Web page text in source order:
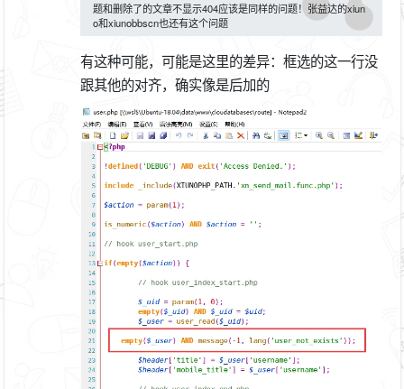
题和删除了的文章不显示404应该是同样的问题！张益达的xiun
o和xiunobbscn也还有这个问题
有这种可能，可能是这里的差异：框选的这一行没
跟其他的对齐，确实像是后加的